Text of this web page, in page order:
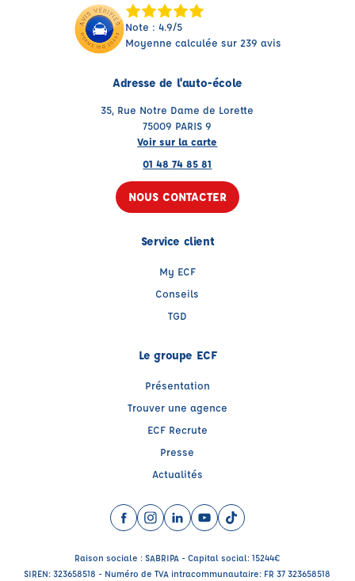
Note : 4.9/5
Moyenne calculée sur 239 avis
Adresse de l'auto-école
35, Rue Notre Dame de Lorette
75009 PARIS 9
Voir sur la carte
01 48 74 85 81
NOUS CONTACTER
Service client
My ECF
Conseils
TGD
Le groupe ECF
Présentation
Trouver une agence
ECF Recrute
Presse
Actualités
Facebook (nouvelle fenêtre)
Instagram (nouvelle fenêtre)
LinkedIn (nouvelle fenêtre)
YouTube (nouvelle fenêtre)
TikTok (nouvelle
Raison sociale : SABRIPA - Capital social: 15244€
SIREN: 323658518 - Numéro de TVA intracommunautaire: FR 37 323658518